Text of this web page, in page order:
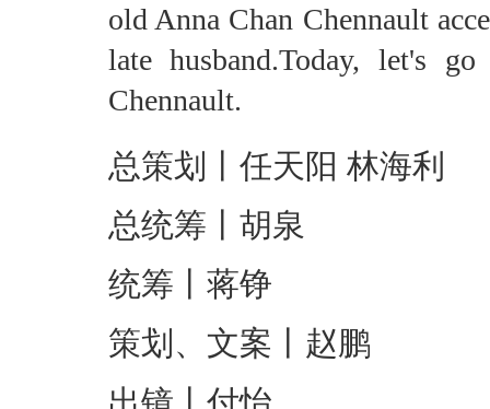
old Anna Chan Chennault
late husband.Today, let's
Chennault.
总策划丨任天阳 林海利
总统筹丨胡泉
统筹丨蒋铮
策划、文案丨赵鹏